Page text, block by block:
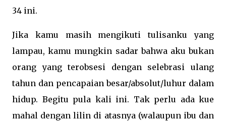
34 ini.
Jika kamu masih mengikuti tulisanku yang
lampau, kamu mungkin sadar bahwa aku bukan
orang yang terobsesi dengan selebrasi ulang
tahun dan pencapaian besar/absolut/luhur dalam
hidup. Begitu pula kali ini. Tak perlu ada kue
mahal dengan lilin di atasnya (walaupun ibu dan